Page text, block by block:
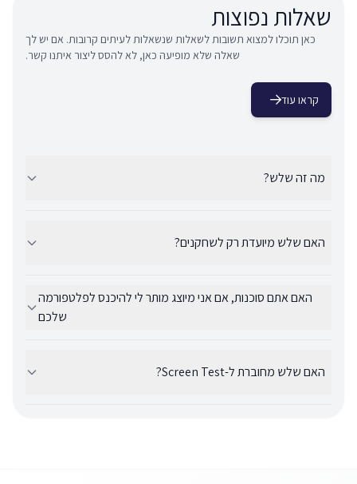
שאלות נפוצות
כאן תוכלו למצוא תשובות לשאלות שנשאלות לעיתים קרובות. אם יש לך
שאלה שלא מופיעה כאן, לא להסס ליצור איתנו קשר.
קראו עוד
מה זה שלש?
ובנגישות בתעשיית הבידור.
האם שלש מיועדת רק לשחקנים?
בשחקנים עם יכולות שירה, ריקוד, שפות ויכולות נוספות מדהימות, ומכאן
ששלש פתחו את האופציה גם לזמרים ורקדנים שרוצים לעבות לעצמם את
האם אתם סוכנות, אם אני מיוצג מותר לי להיכנס לפלטפורמה
שלכם
דרוש סוכן כדי להצטרף, לא צריך השכלה תלת מסלול חצי שנתית. כמובן
האם שלש מחוברת ל-Screen Test?